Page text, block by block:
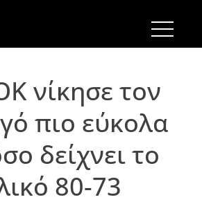
νίκησε τον
πιο εύκολα
δείχνει το
80-73